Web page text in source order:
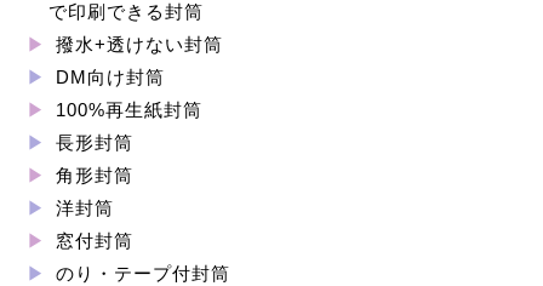
で印刷できる封筒
撥水+透けない封筒
DM向け封筒
100%再生紙封筒
長形封筒
角形封筒
洋封筒
窓付封筒
のり・テープ付封筒